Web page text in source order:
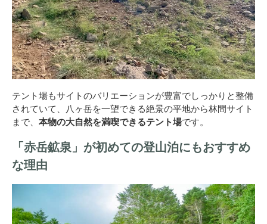
テント場もサイトのバリエーションが豊富でしっかりと整備
されていて、八ヶ岳を一望できる絶景の平地から林間サイト
まで、 本物の大自然を満喫できるテント場です。
「赤岳鉱泉」が初めての登山泊にもおすすめ
な理由